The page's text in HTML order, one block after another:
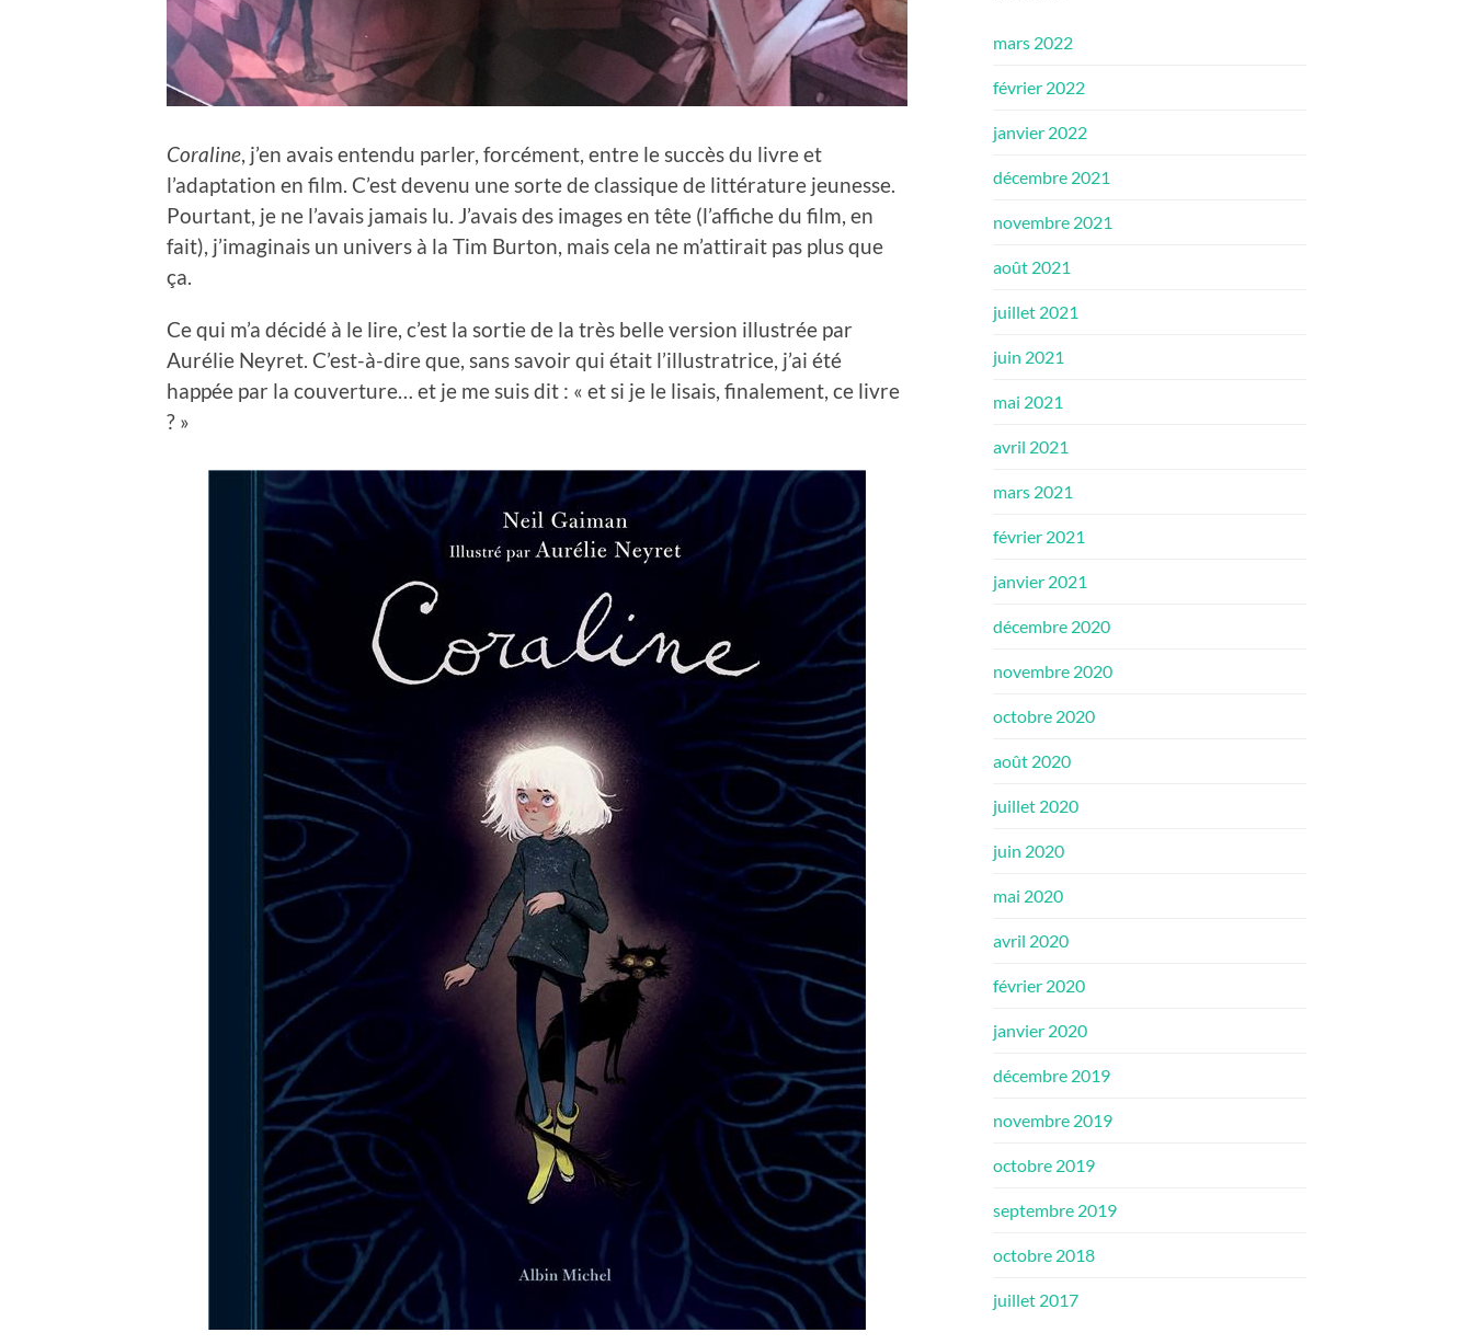
Coraline, j’en avais entendu parler, forcément, entre le succès du livre et
l’adaptation en film. C’est devenu une sorte de classique de littérature jeunesse.
Pourtant, je ne l’avais jamais lu. J’avais des images en tête (l’affiche du film, en
fait), j’imaginais un univers à la Tim Burton, mais cela ne m’attirait pas plus que
ça.
Ce qui m’a décidé à le lire, c’est la sortie de la très belle version illustrée par
Aurélie Neyret. C’est-à-dire que, sans savoir qui était l’illustratrice, j’ai été
happée par la couverture… et je me suis dit : « et si je le lisais, finalement, ce livre
? »
mars 2022
février 2022
janvier 2022
décembre 2021
novembre 2021
août 2021
juillet 2021
juin 2021
mai 2021
avril 2021
mars 2021
février 2021
janvier 2021
décembre 2020
novembre 2020
octobre 2020
août 2020
juillet 2020
juin 2020
mai 2020
avril 2020
février 2020
janvier 2020
décembre 2019
novembre 2019
octobre 2019
septembre 2019
octobre 2018
juillet 2017